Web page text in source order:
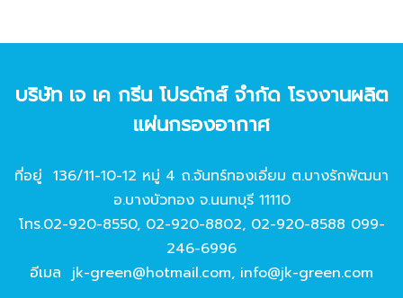
บริษัท เจ เค กรีน โปรดักส์ จํากัด โรงงานผลิต
แผ่นกรองอากาศ
ที่อยู่ 136/11-10-12 หมู่ 4 ถ.จันทร์ทองเอี่ยม ต.บางรักพัฒนา
อ.บางบัวทอง จ.นนทบุรี 11110
โทร.02-920-8550, 02-920-8802, 02-920-8588 099-
246-6996
อีเมล jk-green@hotmail.com, info@jk-green.com